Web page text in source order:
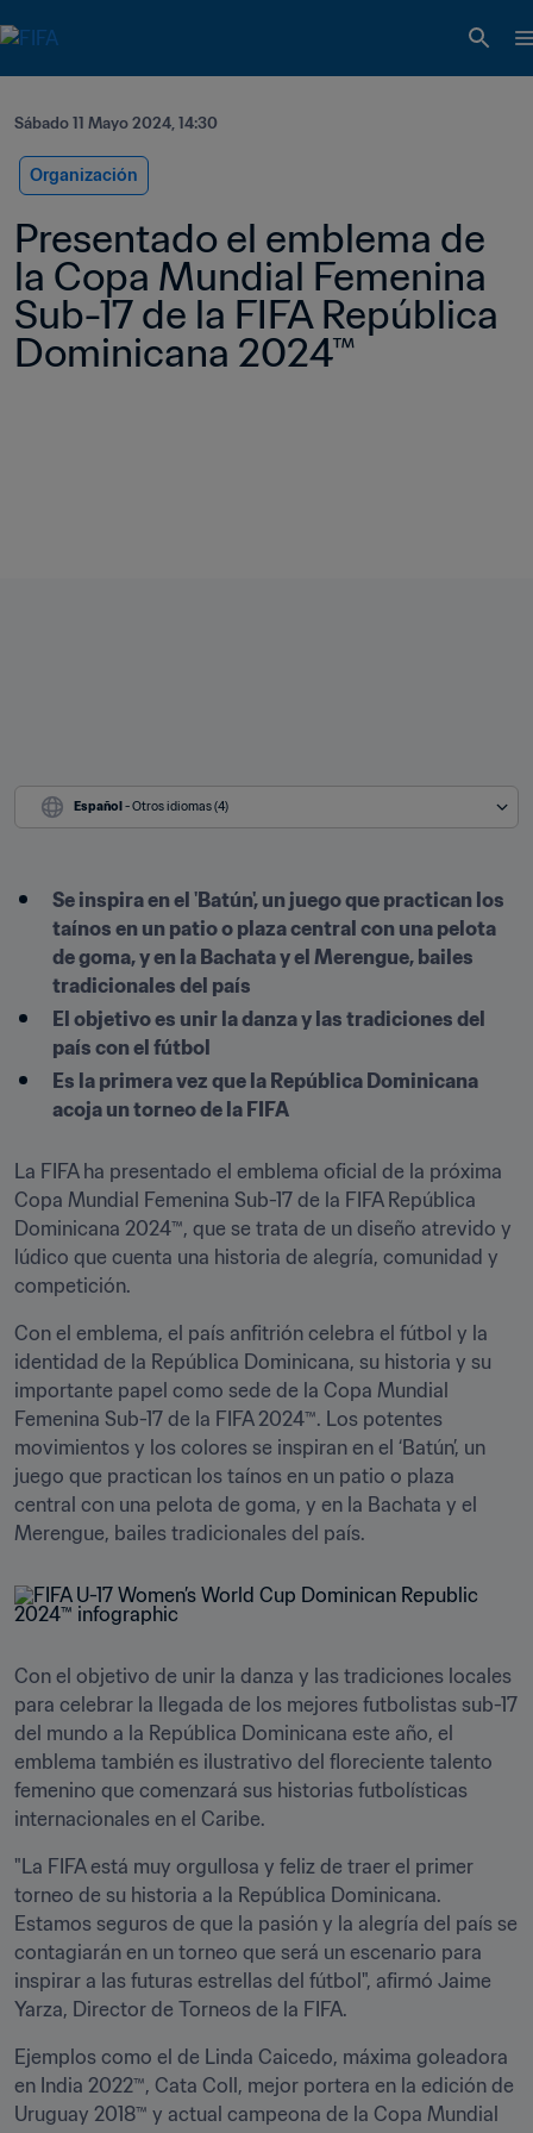
Sábado 11 Mayo 2024, 14:30
Organización
Presentado el emblema de
la Copa Mundial Femenina
Sub-17 de la FIFA República
Dominicana 2024™
Español - Otros idiomas (4)
Se inspira en el 'Batún', un juego que practican los
taínos en un patio o plaza central con una pelota
de goma, y en la Bachata y el Merengue, bailes
tradicionales del país
El objetivo es unir la danza y las tradiciones del
país con el fútbol
Es la primera vez que la República Dominicana
acoja un torneo de la FIFA
La FIFA ha presentado el emblema oficial de la próxima
Copa Mundial Femenina Sub-17 de la FIFA República
Dominicana 2024™, que se trata de un diseño atrevido y
lúdico que cuenta una historia de alegría, comunidad y
competición.
Con el emblema, el país anfitrión celebra el fútbol y la
identidad de la República Dominicana, su historia y su
importante papel como sede de la Copa Mundial
Femenina Sub-17 de la FIFA 2024™. Los potentes
movimientos y los colores se inspiran en el ‘Batún’, un
juego que practican los taínos en un patio o plaza
central con una pelota de goma, y en la Bachata y el
Merengue, bailes tradicionales del país.
Con el objetivo de unir la danza y las tradiciones locales
para celebrar la llegada de los mejores futbolistas sub-17
del mundo a la República Dominicana este año, el
emblema también es ilustrativo del floreciente talento
femenino que comenzará sus historias futbolísticas
internacionales en el Caribe.
"La FIFA está muy orgullosa y feliz de traer el primer
torneo de su historia a la República Dominicana.
Estamos seguros de que la pasión y la alegría del país se
contagiarán en un torneo que será un escenario para
inspirar a las futuras estrellas del fútbol", afirmó Jaime
Yarza, Director de Torneos de la FIFA.
Ejemplos como el de Linda Caicedo, máxima goleadora
en India 2022™, Cata Coll, mejor portera en la edición de
Uruguay 2018™ y actual campeona de la Copa Mundial